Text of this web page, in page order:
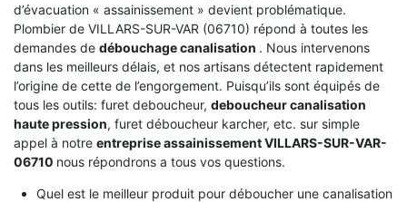
d’évacuation « assainissement » devient problématique.
Plombier de VILLARS-SUR-VAR (06710) répond à toutes les
demandes de débouchage canalisation . Nous intervenons
dans les meilleurs délais, et nos artisans détectent rapidement
l’origine de cette de l’engorgement. Puisqu’ils sont équipés de
tous les outils: furet deboucheur, deboucheur canalisation
haute pression, furet déboucheur karcher, etc. sur simple
appel à notre entreprise assainissement VILLARS-SUR-VAR-
06710 nous répondrons a tous vos questions.
Quel est le meilleur produit pour déboucher une canalisation